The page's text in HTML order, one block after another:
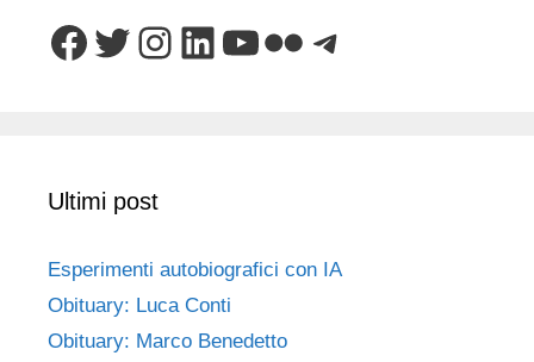
Facebook
Twitter
Instagram
LinkedIn
YouTube
FlickrTelegram
Ultimi post
Esperimenti autobiografici con IA
Obituary: Luca Conti
Obituary: Marco Benedetto